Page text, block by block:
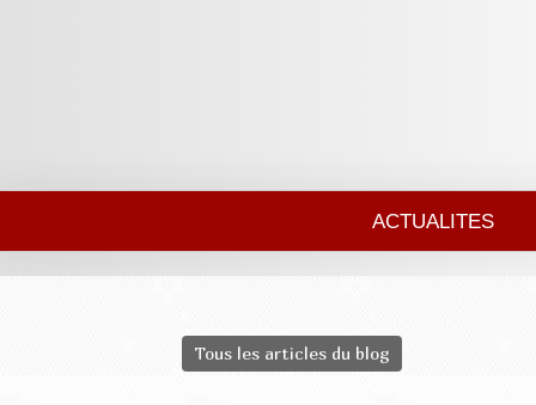
ACTUALITES
Tous les articles du blog